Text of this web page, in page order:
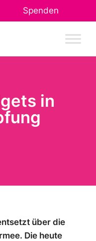
Spenden
in
über die
Die heute